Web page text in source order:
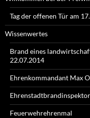
Tag der offenen Tür am
Wissenwertes
Brand eines
22.07.2014
Ehrenkommandant Max
Feuerwehrehrenmal